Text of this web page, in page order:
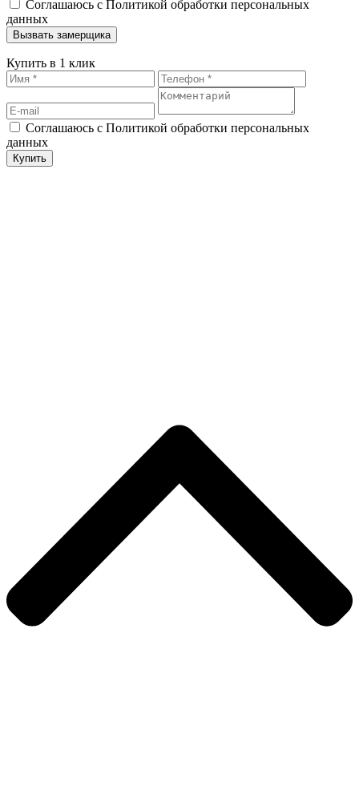
Соглашаюсь с Политикой обработки персональных
данных
Купить в 1 клик
Соглашаюсь с Политикой обработки персональных
данных